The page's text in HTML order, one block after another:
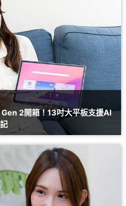
2開箱！13吋大平板支援AI